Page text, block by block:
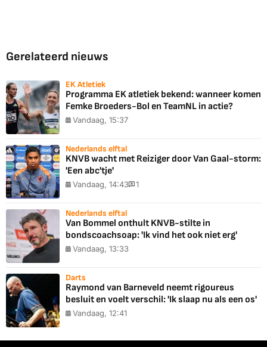
Gerelateerd nieuws
EK Atletiek
Programma EK atletiek bekend: wanneer komen
Femke Broeders-Bol en TeamNL in actie?
Vandaag, 15:37
Nederlands elftal
KNVB wacht met Reiziger door Van Gaal-storm:
'Een abc'tje'
Vandaag, 14:43 1
Nederlands elftal
Van Bommel onthult KNVB-stilte in
bondscoachsoap: 'Ik vind het ook niet erg'
Vandaag, 13:33
Darts
Raymond van Barneveld neemt rigoureus
besluit en voelt verschil: 'Ik slaap nu als een os'
Vandaag, 12:41